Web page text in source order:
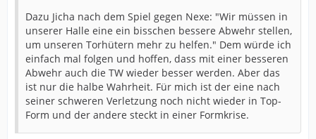
Dazu Jicha nach dem Spiel gegen Nexe: "Wir müssen in
unserer Halle eine ein bisschen bessere Abwehr stellen,
um unseren Torhütern mehr zu helfen." Dem würde ich
einfach mal folgen und hoffen, dass mit einer besseren
Abwehr auch die TW wieder besser werden. Aber das
ist nur die halbe Wahrheit. Für mich ist der eine nach
seiner schweren Verletzung noch nicht wieder in Top-
Form und der andere steckt in einer Formkrise.